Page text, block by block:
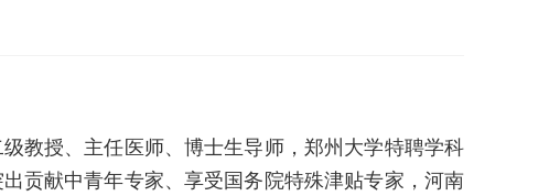
教授、主任医师、博士生导师，郑州大学特聘学科
贡献中青年专家、享受国务院特殊津贴专家，河南